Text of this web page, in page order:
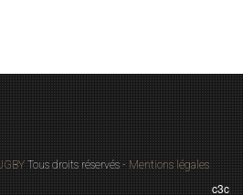
Tous droits réservés - Mentions légales
c3c